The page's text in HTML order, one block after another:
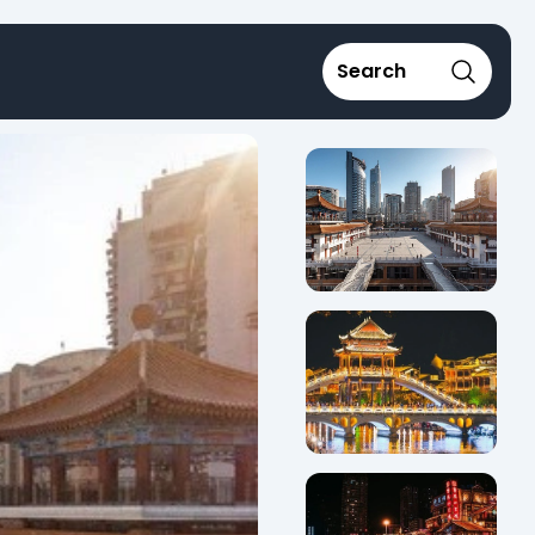
Search